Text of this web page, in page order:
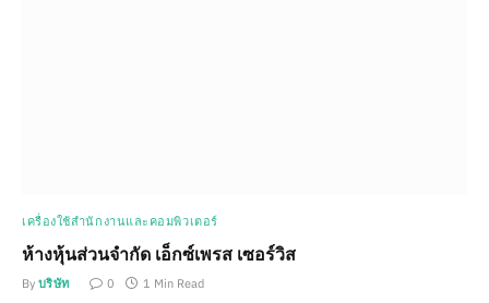
เครื่องใช้สำนักงานและคอมพิวเตอร์
ห้างหุ้นส่วนจำกัด เอ็กซ์เพรส เซอร์วิส
By บริษัท 0 1 Min Read